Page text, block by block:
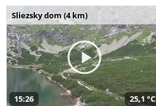
Sliezsky dom (4 km)
15:26 25,1 °C